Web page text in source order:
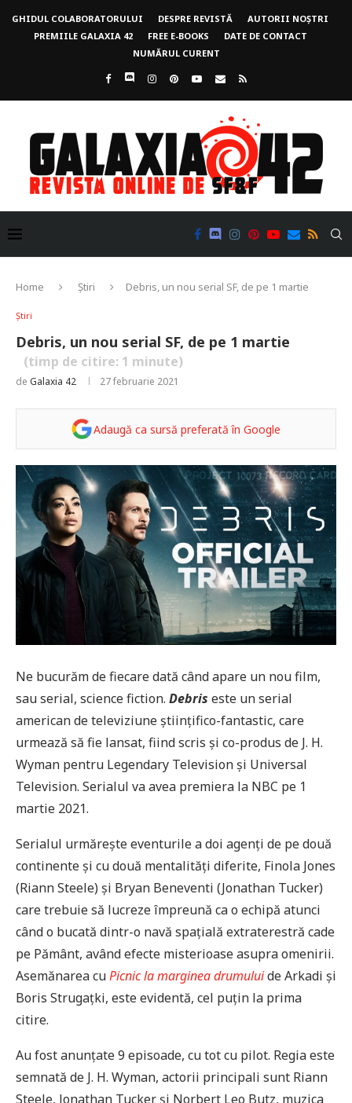
GHIDUL COLABORATORULUI DESPRE REVISTĂ
AUTORII NOȘTRI
PREMIILE GALAXIA 42
FREE E-BOOKS
DATE DE CONTACT
NUMĂRUL CURENT
Home Știri Debris, un nou serial SF, de pe 1 martie
Știri
Debris, un nou serial SF, de pe 1 martie
(timp de citire: 1 minute)
de Galaxia 42 27 februarie 2021
Adaugă ca sursă preferată în Google
Ne bucurăm de fiecare dată când apare un nou film,
sau serial, science fiction. Debris este un serial
american de televiziune științifico-fantastic, care
urmează să fie lansat, fiind scris și co-produs de J. H.
Wyman pentru Legendary Television și Universal
Television. Serialul va avea premiera la NBC pe 1
martie 2021.
Serialul urmărește eventurile a doi agenți de pe două
continente și cu două mentalități diferite, Finola Jones
(Riann Steele) și Bryan Beneventi (Jonathan Tucker)
care trebuie să lucreze împreună ca o echipă atunci
când o bucată dintr-o navă spațială extraterestră cade
pe Pământ, având efecte misterioase asupra omenirii.
Asemănarea cuPicnic la marginea drumuluide Arkadi și
Boris Strugațki, este evidentă, cel puțin la prima
citire.
Au fost anunțate 9 episoade, cu tot cu pilot. Regia este
semnată de J. H. Wyman, actorii principali sunt Riann
Steele, Jonathan Tucker și Norbert Leo Butz, muzica